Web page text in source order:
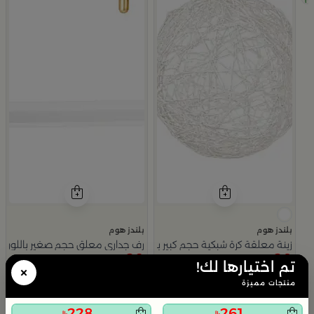
× تم اختيارها لك!
منتجات مميزة
بلندز هوم
زينة معلقة كرة شبكية حجم كبير باللون الأبيض من أزهى
20
69 71% خصم
بلندز هوم
رف جداري معلق حجم صغير باللون
29 80% خصم
Slide 2 of 3